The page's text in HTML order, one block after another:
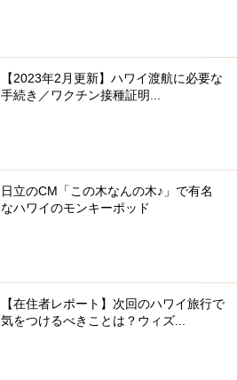
【2023年2月更新】ハワイ渡航に必要な
手続き／ワクチン接種証明...
日立のCM「この木なんの木♪」で有名
なハワイのモンキーポッド
【在住者レポート】次回のハワイ旅行で
気をつけるべきことは？ウィズ...